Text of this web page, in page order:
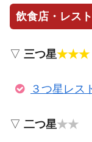
飲食店・レス
▽ 三つ星★★★
３つ星レス
▽ 二つ星★★